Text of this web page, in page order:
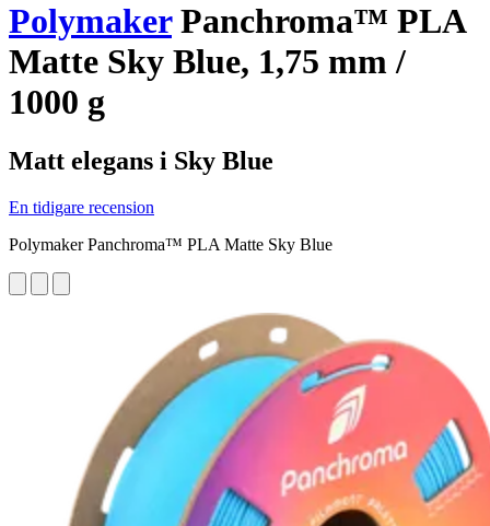
PolymakerPanchroma™ PLA
Matte Sky Blue, 1,75 mm /
1000 g
Matt elegans i Sky Blue
En tidigare recension
Polymaker Panchroma™ PLA Matte Sky Blue